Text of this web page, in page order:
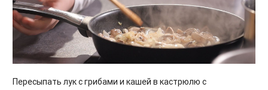
Пересыпать лук с грибами и кашей в кастрюлю с